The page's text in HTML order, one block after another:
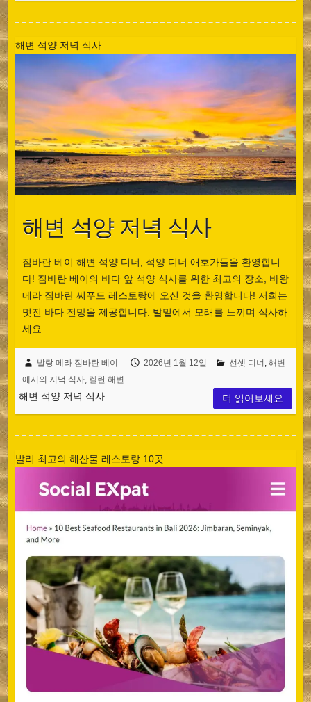
해변 석양 저녁 식사
해변 석양 저녁 식사
짐바란 베이 해변 석양 디너, 석양 디너 애호가들을 환영합니
다! 짐바란 베이의 바다 앞 석양 식사를 위한 최고의 장소, 바왕
메라 짐바란 씨푸드 레스토랑에 오신 것을 환영합니다! 저희는
멋진 바다 전망을 제공합니다. 발밑에서 모래를 느끼며 식사하
세요...
발랑 메라 짐바란 베이 2026년 1월 12일 선셋 디너 , 해변
에서의 저녁 식사, 켈란 해변
해변 석양 저녁 식사 더 읽어보세요
발리 최고의 해산물 레스토랑 10곳